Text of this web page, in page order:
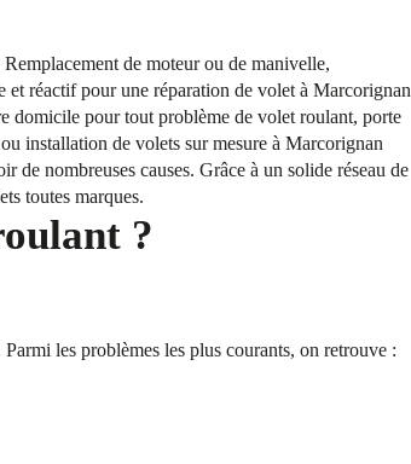
de moteur ou de manivelle,
et réactif pour une réparation de volet à Marcorignan
domicile pour tout problème de volet roulant, porte
installation de volets sur mesure à Marcorignan
nombreuses causes. Grâce à un solide réseau de
toutes marques.
?
les problèmes les plus courants, on retrouve :